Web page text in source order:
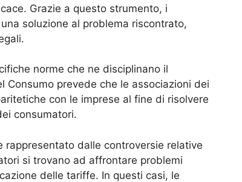
Grazie a questo strumento, i
soluzione al problema riscontrato,
norme che ne disciplinano il
Consumo prevede che le associazioni dei
con le imprese al fine di risolvere
consumatori.
dalle controversie relative
si trovano ad affrontare problemi
delle tariffe. In questi casi, le